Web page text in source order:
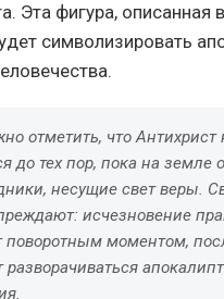
Эта фигура, описанная
символизировать
отметить, что
до тех пор, пока на земле
несущие свет веры.
исчезновение
поворотным моментом,
разворачиваться